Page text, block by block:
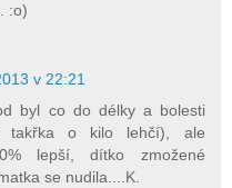
:o)
v 22:21
byl co do délky a bolesti
takřka o kilo lehčí), ale
lepší, dítko zmožené
se nudila....K.